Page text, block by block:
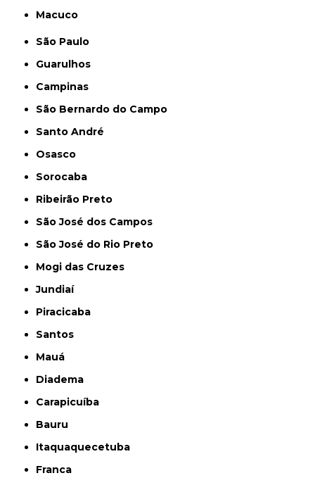
Macuco
São Paulo
Guarulhos
Campinas
São Bernardo do Campo
Santo André
Osasco
Sorocaba
Ribeirão Preto
São José dos Campos
São José do Rio Preto
Mogi das Cruzes
Jundiaí
Piracicaba
Santos
Mauá
Diadema
Carapicuíba
Bauru
Itaquaquecetuba
Franca